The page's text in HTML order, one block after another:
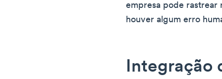
empresa pode rastrear
houver algum erro
Integração